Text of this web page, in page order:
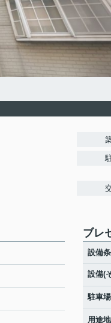
ブレ
設備
設備(
駐車
用途